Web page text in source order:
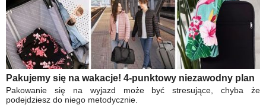
Pakujemy się na wakacje! 4-punktowy niezawodny plan
Pakowanie się na wyjazd może być stresujące, chyba że
podejdziesz do niego metodycznie.